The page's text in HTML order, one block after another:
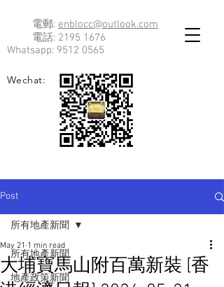
電郵: enblocc@outlook.com
電話: 2195 1676
Whatsapp: 9512 0565
Wechat:
Post
所有地產新聞
地產政策新聞
所有地產新聞
大埔寶馬山附百萬新裝 [香
May 21 1 min read